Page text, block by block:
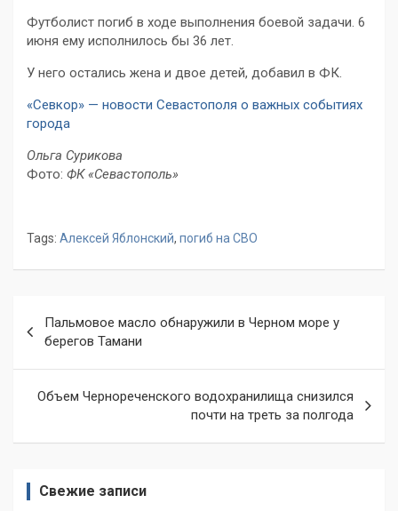
Футболист погиб в ходе выполнения боевой задачи. 6
июня ему исполнилось бы 36 лет.
У него остались жена и двое детей, добавил в ФК.
«Севкор» — новости Севастополя о важных событиях
города
Ольга Сурикова
Фото: ФК «Севастополь»
Tags: Алексей Яблонский, погиб на СВО
по
записям
Пальмовое масло обнаружили в Черном море у
берегов Тамани
Объем Чернореченского водохранилища снизился
почти на треть за полгода
Свежие записи